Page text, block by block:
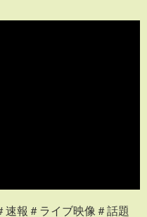
速報＃ライブ映像＃話題